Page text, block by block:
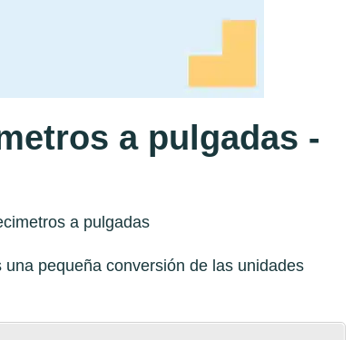
a pulgadas -
pequeña conversión de las unidades